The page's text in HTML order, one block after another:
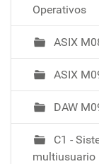
Operativos
ASIX
ASIX
DAW
C1 -
multiusuario